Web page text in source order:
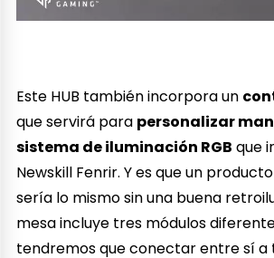
Este HUB también incorpora un
que servirá para personalizar
sistema de iluminación RGB que
Newskill Fenrir. Y es que un
sería lo mismo sin una buena
mesa incluye tres módulos
tendremos que conectar entre sí a